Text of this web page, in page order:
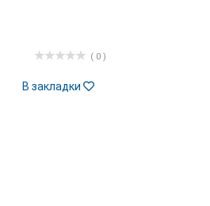
( 0 )
В закладки